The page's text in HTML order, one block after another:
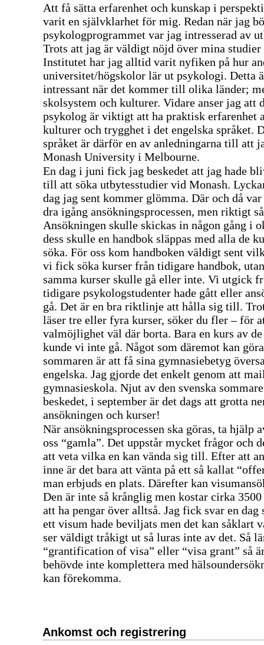
Att få sätta erfarenhet och kunskap i
varit en självklarhet för mig. Redan när jag
psykologprogrammet var jag intresserad av
Trots att jag är väldigt nöjd över mina
Institutet har jag alltid varit nyfiken på hur
universitet/högskolor lär ut psykologi. Detta
intressant när det kommer till olika länder;
skolsystem och kulturer. Vidare anser jag att
psykolog är viktigt att ha praktisk erfarenhet
kulturer och trygghet i det engelska språket.
språket är därför en av anledningarna till att
Monash University i Melbourne.
En dag i juni fick jag beskedet att jag hade
till att söka utbytesstudier vid Monash.
dag jag sent kommer glömma. Där och då
dra igång ansökningsprocessen, men riktigt
Ansökningen skulle skickas in någon gång i
dess skulle en handbok släppas med alla de
söka. För oss kom handboken väldigt sent
vi fick söka kurser från tidigare handbok,
samma kurser skulle gå eller inte. Vi utgick
tidigare psykologstudenter hade gått eller
gå. Det är en bra riktlinje att hålla sig till.
läser tre eller fyra kurser, söker du fler – för
valmöjlighet väl där borta. Bara en kurs av
kunde vi inte gå. Något som däremot kan
sommaren är att få sina gymnasiebetyg
engelska. Jag gjorde det enkelt genom att
gymnasieskola. Njut av den svenska
beskedet, i september är det dags att grotta
ansökningen och kurser!
När ansökningsprocessen ska göras, ta hjälp
oss “gamla”. Det uppstår mycket frågor och
att veta vilka en kan vända sig till. Efter att
inne är det bara att vänta på ett så kallat
man erbjuds en plats. Därefter kan
Den är inte så krånglig men kostar cirka
att ha pengar över alltså. Jag fick svar en dag
ett visum hade beviljats men det kan såklart
ser väldigt tråkigt ut så luras inte av det. Så
“grantification of visa” eller “visa grant” så
behövde inte komplettera med
kan förekomma.
Ankomst och registrering